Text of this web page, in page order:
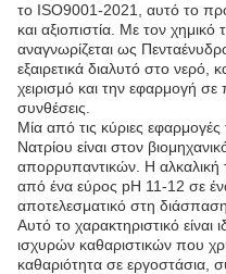
το ISO9001-2021, αυτό το
και αξιοπιστία. Με τον
αναγνωρίζεται ως
εξαιρετικά διαλυτό στο νερό,
χειρισμό και την εφαρμογή
συνθέσεις.
Μία από τις κύριες
Νατρίου είναι στον
απορρυπαντικών. Η αλκαλική
από ένα εύρος pH 11-12 σε
αποτελεσματικό στη
Αυτό το χαρακτηριστικό
ισχυρών καθαριστικών που
καθαριότητα σε εργοστάσια,